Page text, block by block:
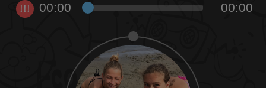
!!! 00:00 00:00